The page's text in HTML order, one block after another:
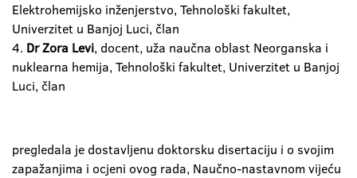
Elektrohemijsko inženjerstvo, Tehnološki fakultet,
Univerzitet u Banjoj Luci, član
4. Dr Zora Levi, docent, uža naučna oblast Neorganska i
nuklearna hemija, Tehnološki fakultet, Univerzitet u Banjoj
Luci, član
pregledala je dostavljenu doktorsku disertaciju i o svojim
zapažanjima i ocjeni ovog rada, Naučno-nastavnom vijeću